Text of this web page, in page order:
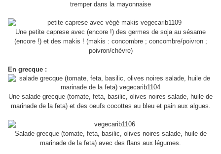
tremper dans la mayonnaise
Une petite caprese avec (encore !) des germes de soja au sésame
(encore !) et des makis ! (makis : concombre ; concombre/poivron ;
poivron/chèvre)
En grecque :
Une salade grecque (tomate, feta, basilic, olives noires salade, huile de
marinade de la feta) et des oeufs cocottes au bleu et pain aux algues.
Salade grecque (tomate, feta, basilic, olives noires salade, huile de
marinade de la feta) avec des flans aux légumes.